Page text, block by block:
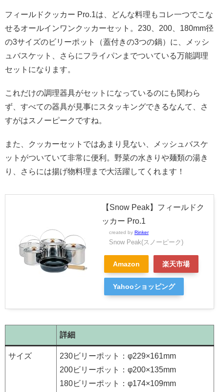
フィールドクッカー Pro.1は、どんな料理もコレ一つでこな
せるオールインワンクッカーセット。230、200、180mm径
の3サイズのビリーポット（蓋付きの3つの鍋）に、メッシ
ュバスケット、さらにフライパンまでついている万能調理
セットになります。
これだけの調理器具がセットになっているのにも関わら
ず、すべての器具が見事にスタッキングできるなんて、さ
すがはスノーピークですね。
また、クッカーセットではあまり見ない、メッシュバスケ
ットがついていて非常に便利。野菜の水きりや麺類の湯き
り、さらには揚げ物料理まで大活躍してくれます！
【Snow Peak】フィールドク
ッカー Pro.1
created by Rinker
Snow Peak(スノーピーク)
Amazon 楽天市場
Yahooショッピング
詳細
サイズ
230ビリーポット：φ229×161mm
200ビリーポット：φ200×135mm
180ビリーポット：φ174×109mm